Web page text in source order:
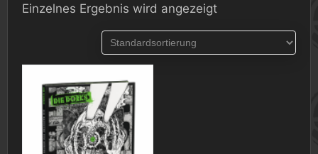
Einzelnes Ergebnis wird angezeigt